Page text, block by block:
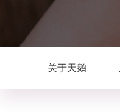
关于天鹅